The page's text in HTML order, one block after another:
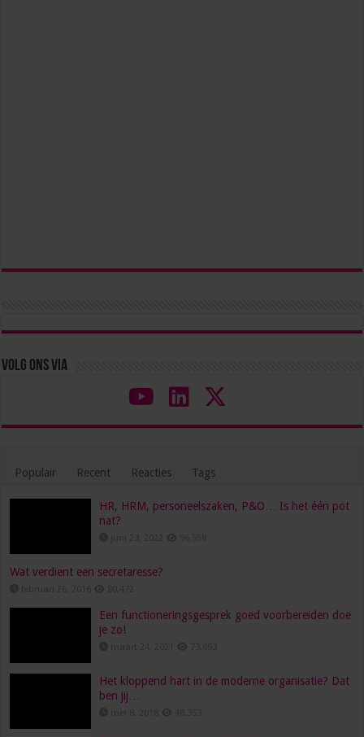
Volg ons via
Populair Recent Reacties Tags
HR, HRM, personeelszaken, P&O… Is het één pot
nat?
Wat verdient een secretaresse?
Een functioneringsgesprek goed voorbereiden doe
je zo!
Het kloppend hart in de moderne organisatie? Dat
ben jij…